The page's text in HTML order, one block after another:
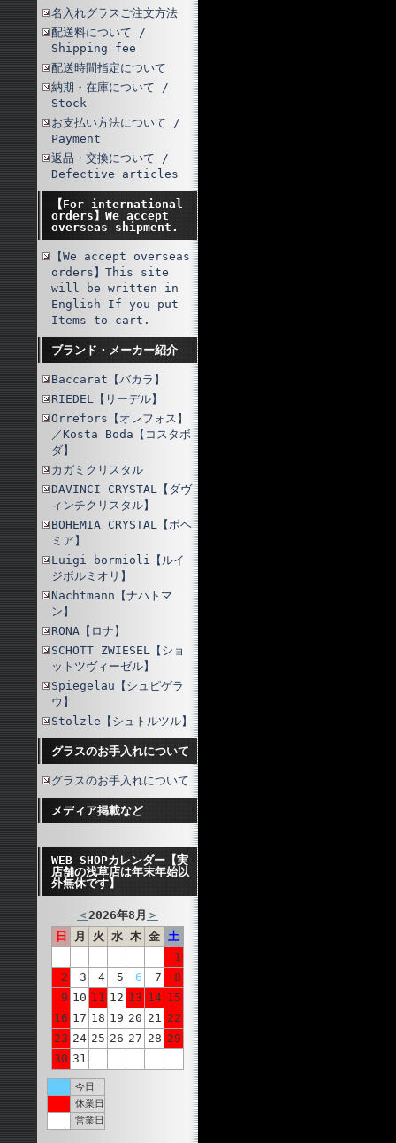
名入れグラスご注文方法
配送料について /
Shipping fee
配送時間指定について
納期・在庫について /
Stock
お支払い方法について /
Payment
返品・交換について /
Defective articles
【For international
orders】We accept
overseas shipment.
【We accept overseas
orders】This site
will be written in
English If you put
Items to cart.
ブランド・メーカー紹介
Baccarat【バカラ】
RIEDEL【リーデル】
Orrefors【オレフォス】
／Kosta Boda【コスタボ
ダ】
カガミクリスタル
DAVINCI CRYSTAL【ダヴ
ィンチクリスタル】
BOHEMIA CRYSTAL【ボヘ
ミア】
Luigi bormioli【ルイ
ジボルミオリ】
Nachtmann【ナハトマ
ン】
RONA【ロナ】
SCHOTT ZWIESEL【ショ
ットツヴィーゼル】
Spiegelau【シュピゲラ
ウ】
Stolzle【シュトルツル】
グラスのお手入れについて
グラスのお手入れについて
メディア掲載など
WEB SHOPカレンダー【実
店舗の浅草店は年末年始以
外無休です】
＜2026年8月 ＞
日
月 火 水 木 金 土
1
2
3 4 5 6 7
8
9 10 11 12 13 14 15
16 17 18 19 20 21 22
23 24 25 26 27 28 29
30 31
今日
休業日
営業日